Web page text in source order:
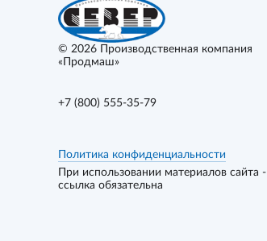
© 2026
Производственная компания
«Продмаш»
+7 (800) 555-35-79
Политика конфиденциальности
При использовании материалов сайта -
ссылка обязательна